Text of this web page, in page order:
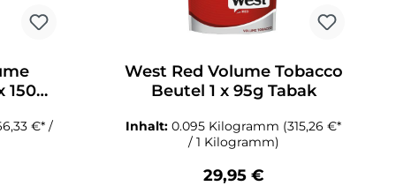
150g
€* /
West Red Volume Tobacco
Beutel 1 x 95g Tabak
Inhalt:0.095 Kilogramm (315,26 €*
/ 1 Kilogramm)
Regulärer Preis:
29,95 €